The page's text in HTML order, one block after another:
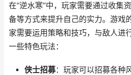
在“逆水寒”中，玩家需要通过收集
备等方式来提升自己的实力。游戏
家需要运用策略和技巧，与敌人进
一些特色玩法：
侠士招募：玩家可以招募各种